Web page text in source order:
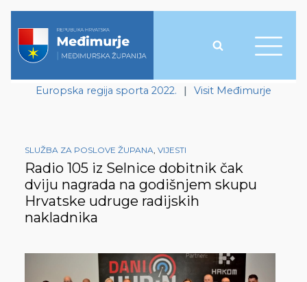
Europska regija sporta 2022. | Visit Međimurje
SLUŽBA ZA POSLOVE ŽUPANA, VIJESTI
Radio 105 iz Selnice dobitnik čak
dviju nagrada na godišnjem skupu
Hrvatske udruge radijskih
nakladnika